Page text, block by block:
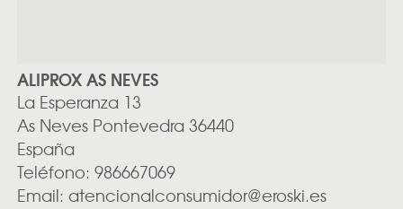
ALIPROX AS NEVES
La Esperanza 13
As Neves Pontevedra 36440
España
Teléfono: 986667069
Email: atencionalconsumidor@eroski.es